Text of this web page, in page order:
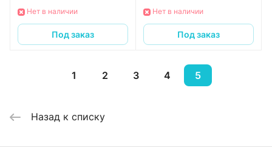
Нет в наличии
Под заказ
Нет в наличии
Под заказ
1 2 3 4 5
Назад к списку